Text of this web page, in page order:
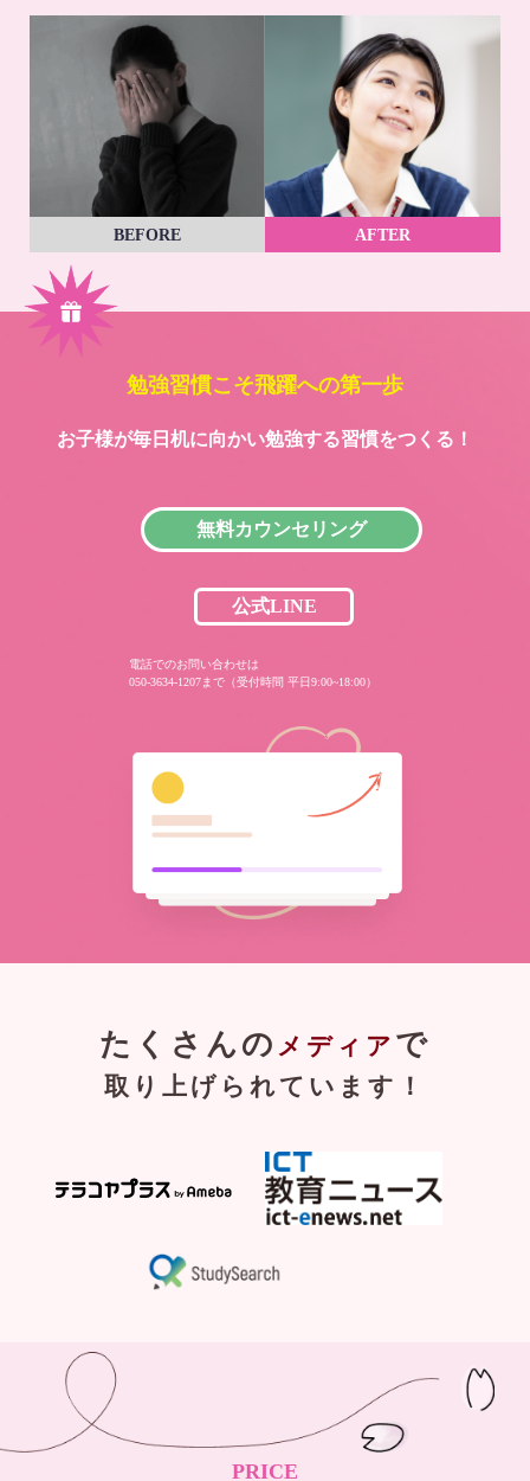
BEFORE AFTER
勉強習慣こそ飛躍への第一歩
お子様が毎日机に向かい勉強する習慣をつくる！
無料カウンセリング
公式LINE
電話でのお問い合わせは
050-3634-1207まで（受付時間 平日9:00~18:00）
たくさんの メディア で
取り上げられています！
PRICE